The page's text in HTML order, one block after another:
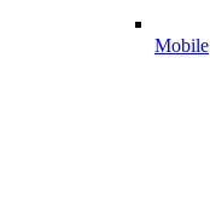
Mobile